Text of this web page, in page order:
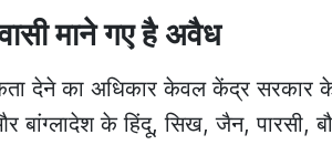
माने गए है अवैध
देने का अधिकार केवल केंद्र सरकार
बांग्लादेश के हिंदू, सिख, जैन, पारसी,